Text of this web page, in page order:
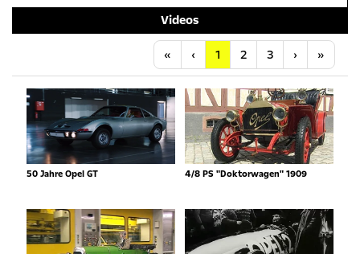
Videos
« Anfang
‹ Vorherige
1 2 3 ›Nächste
»
50 Jahre Opel GT 4/8 PS "Doktorwagen" 1909